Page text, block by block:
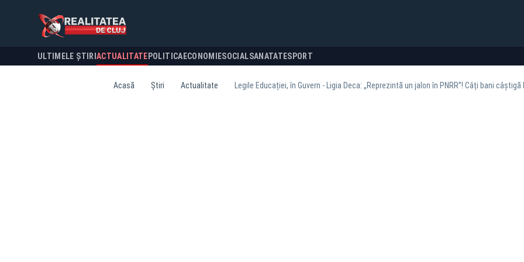
ULTIMELE ȘTIRI ACTUALITATE POLITICA ECONOMIESOCIALSANATATESPORT
Acasă Știri Actualitate Legile Educației, în Guvern - Ligia Deca: „Reprezintă un jalon în PNRR”! Câți bani câștigă